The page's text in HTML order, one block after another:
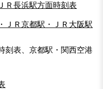
Ｒ長浜駅方面時刻表
ＪＲ京都駅・ＪＲ大阪駅
表、京都駅・関西空港